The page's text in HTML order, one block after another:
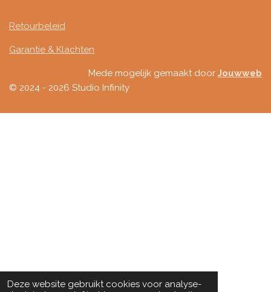
Deze website gebruikt cookies voor analyse-
Retourbeleid
Garantie & Klachten
Mede mogelijk gemaakt door Jouwweb
© 2024 - 2026 Studio Infinity